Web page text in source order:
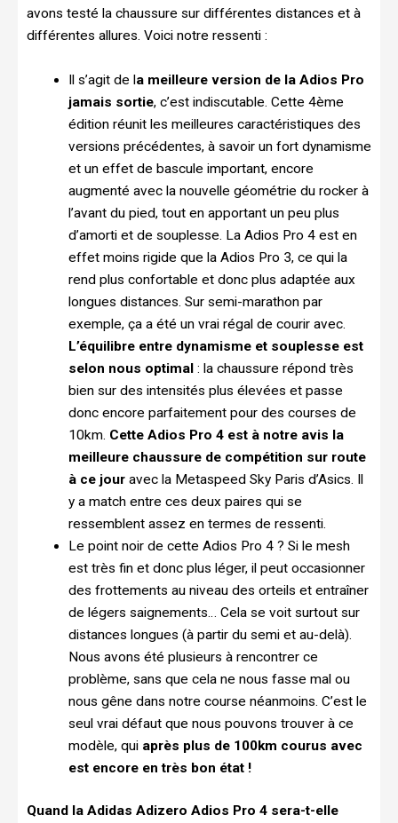
avons testé la chaussure sur différentes distances et à
différentes allures. Voici notre ressenti :
Il s’agit de la meilleure version de la Adios Pro
jamais sortie, c’est indiscutable. Cette 4ème
édition réunit les meilleures caractéristiques des
versions précédentes, à savoir un fort dynamisme
et un effet de bascule important, encore
augmenté avec la nouvelle géométrie du rocker à
l’avant du pied, tout en apportant un peu plus
d’amorti et de souplesse. La Adios Pro 4 est en
effet moins rigide que la Adios Pro 3, ce qui la
rend plus confortable et donc plus adaptée aux
longues distances. Sur semi-marathon par
exemple, ça a été un vrai régal de courir avec.
L’équilibre entre dynamisme et souplesse est
selon nous optimal: la chaussure répond très
bien sur des intensités plus élevées et passe
donc encore parfaitement pour des courses de
10km. Cette Adios Pro 4 est à notre avis la
meilleure chaussure de compétition sur route
à ce jouravec la Metaspeed Sky Paris d’Asics. Il
y a match entre ces deux paires qui se
ressemblent assez en termes de ressenti.
Le point noir de cette Adios Pro 4 ? Si le mesh
est très fin et donc plus léger, il peut occasionner
des frottements au niveau des orteils et entraîner
de légers saignements… Cela se voit surtout sur
distances longues (à partir du semi et au-delà).
Nous avons été plusieurs à rencontrer ce
problème, sans que cela ne nous fasse mal ou
nous gêne dans notre course néanmoins. C’est le
seul vrai défaut que nous pouvons trouver à ce
modèle, qui après plus de 100km courus avec
est encore en très bon état !
Quand la Adidas Adizero Adios Pro 4 sera-t-elle